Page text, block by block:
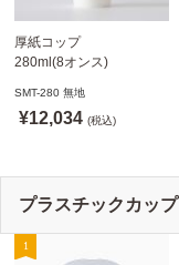
厚紙コップ
280ml(8オンス)
SMT-280 無地
※沖縄・離島 送料別途
SMT-280 無地
¥12,034 (税込)
プラスチックカップ